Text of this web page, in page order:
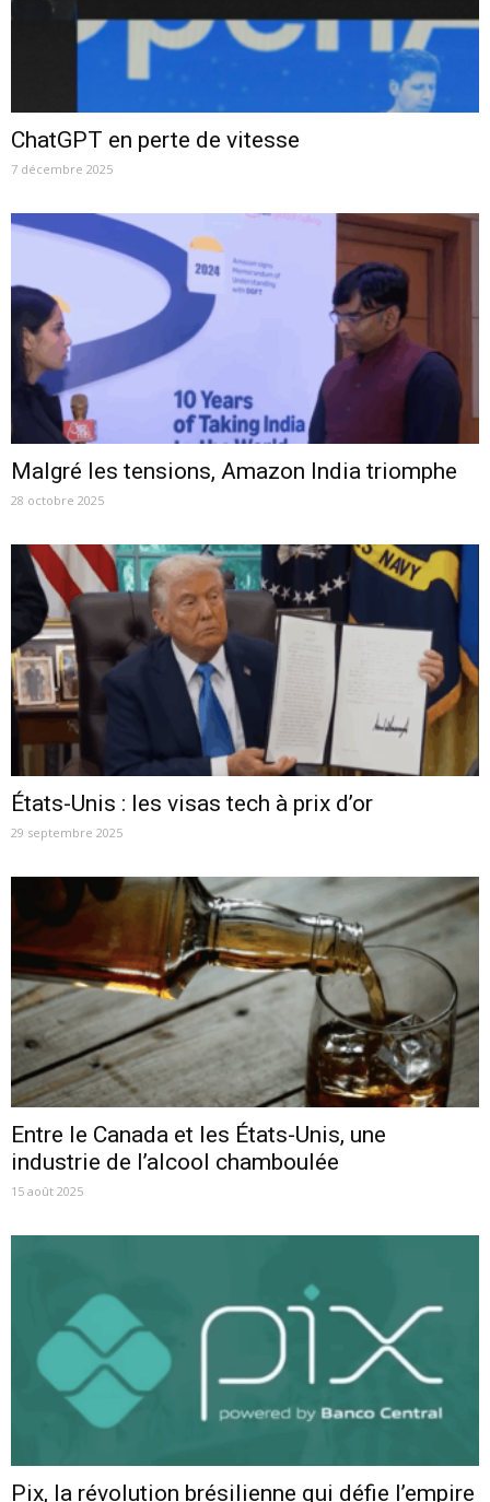
ChatGPT en perte de vitesse
7 décembre 2025
Malgré les tensions, Amazon India triomphe
28 octobre 2025
États-Unis : les visas tech à prix d’or
29 septembre 2025
Entre le Canada et les États-Unis, une
industrie de l’alcool chamboulée
15 août 2025
Pix, la révolution brésilienne qui défie l’empire